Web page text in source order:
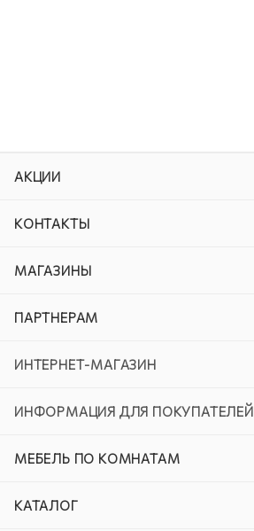
АКЦИИ
КОНТАКТЫ
МАГАЗИНЫ
ПАРТНЕРАМ
ИНТЕРНЕТ-МАГАЗИН
ИНФОРМАЦИЯ ДЛЯ ПОКУПАТЕЛЕЙ
МЕБЕЛЬ ПО КОМНАТАМ
КАТАЛОГ